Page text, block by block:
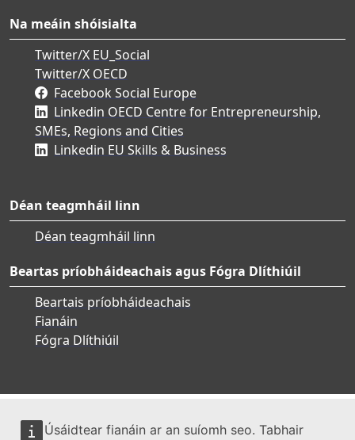
Úsáidtear fianáin ar an suíomh seo. Tabhair
Na meáin shóisialta
Twitter/X EU_Social
Twitter/X OECD
Facebook Social Europe
Linkedin OECD Centre for Entrepreneurship,
SMEs, Regions and Cities
Linkedin EU Skills & Business
Déan teagmháil linn
Déan teagmháil linn
Beartas príobháideachais agus Fógra Dlíthiúil
Beartais príobháideachais
Fianáin
Fógra Dlíthiúil